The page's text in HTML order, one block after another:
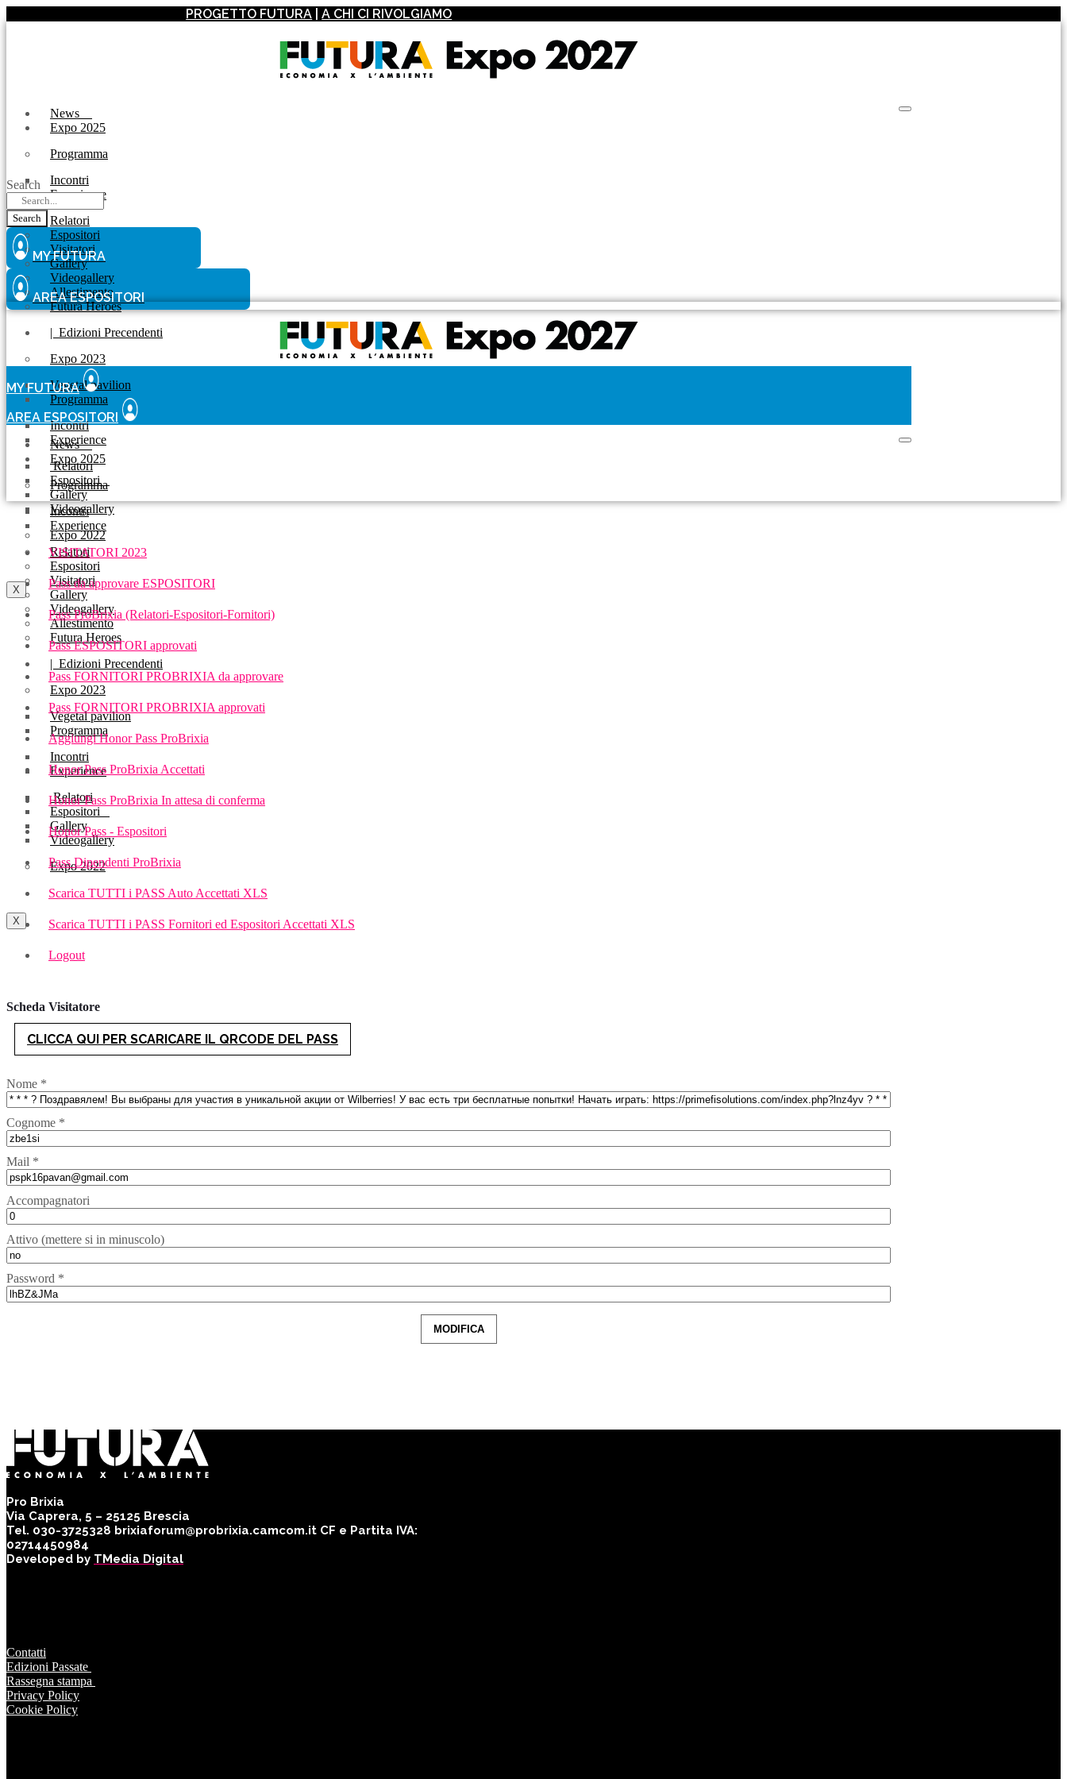
PROGETTO FUTURA |A CHI CI RIVOLGIAMO
News
Expo 2025
Programma
Incontri
Experience
Relatori
Espositori
Visitatori
Gallery
Videogallery
Allestimento
Futura Heroes
| Edizioni Precendenti
Expo 2023
Vegetal pavilion
Programma
Incontri
Experience
Relatori
Espositori
Gallery
Videogallery
Expo 2022
X
Search
Search
MY FUTURA
AREA ESPOSITORI
MY FUTURA
AREA ESPOSITORI
News
Expo 2025
Programma
Incontri
Experience
Relatori
Espositori
Visitatori
Gallery
Videogallery
Allestimento
Futura Heroes
| Edizioni Precendenti
Expo 2023
Vegetal pavilion
Programma
Incontri
Experience
Relatori
Espositori
Gallery
Videogallery
Expo 2022
X
VISITATORI 2023
Pass da approvare ESPOSITORI
Pass ProBrixia (Relatori-Espositori-Fornitori)
Pass ESPOSITORI approvati
Pass FORNITORI PROBRIXIA da approvare
Pass FORNITORI PROBRIXIA approvati
Aggiungi Honor Pass ProBrixia
Honor Pass ProBrixia Accettati
Honor Pass ProBrixia In attesa di conferma
Honor Pass - Espositori
Pass Dipendenti ProBrixia
Scarica TUTTI i PASS Auto Accettati XLS
Scarica TUTTI i PASS Fornitori ed Espositori Accettati XLS
Logout
Scheda Visitatore
CLICCA QUI PER SCARICARE IL QRCODE DEL PASS
Nome *
Cognome *
Mail *
Accompagnatori
Attivo (mettere si in minuscolo)
Password *
MODIFICA
Pro Brixia
Via Caprera, 5 – 25125 Brescia
Tel. 030-3725328 brixiaforum@probrixia.camcom.it CF e Partita IVA:
02714450984
Developed by TMedia Digital
Contatti
Edizioni Passate
Rassegna stampa
Privacy Policy
Cookie Policy